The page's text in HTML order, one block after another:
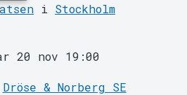
i Stockholm
20 nov 19:00
Dröse & Norberg SE